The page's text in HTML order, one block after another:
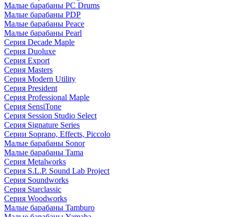
Малые барабаны PC Drums
Малые барабаны PDP
Малые барабаны Peace
Малые барабаны Pearl
Серия Decade Maple
Серия Duoluxe
Серия Export
Серия Masters
Серия Modern Utility
Серия President
Серия Professional Maple
Серия SensiTone
Серия Session Studio Select
Серия Signature Series
Серии Soprano, Effects, Piccolo
Малые барабаны Sonor
Малые барабаны Tama
Серия Metalworks
Серия S.L.P. Sound Lab Project
Серия Soundworks
Серия Starclassic
Серия Woodworks
Малые барабаны Tamburo